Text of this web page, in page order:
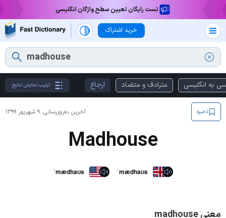
تست رایگان تعیین سطح واژگان انگلیسی
خرید اشتراک
به انگلیسی مترادف و متضاد ارجاع ترتیب نمایش نتایج
آخرین به‌روزرسانی: ۹ شهریور ۱۳۹۹ ذخیره
Madhouse
ˈmædhaʊs ˈmædhaʊs
معنی madhouse